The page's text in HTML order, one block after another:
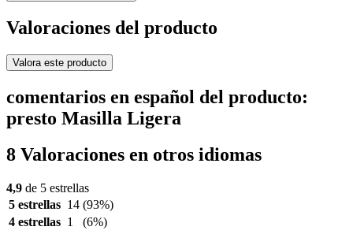
Valoraciones del producto
Valora este producto
comentarios en español del producto:
presto Masilla Ligera
8 Valoraciones en otros idiomas
4,9 de 5 estrellas
5 estrellas 14 (93%)
4 estrellas 1
(6%)